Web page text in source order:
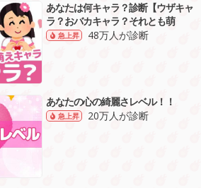
あなたは何キャラ？診断【ウザキャ
ラ？おバカキャラ？それとも萌
急上昇 48万人が診断
あなたの心の綺麗さレベル！！
急上昇 20万人が診断